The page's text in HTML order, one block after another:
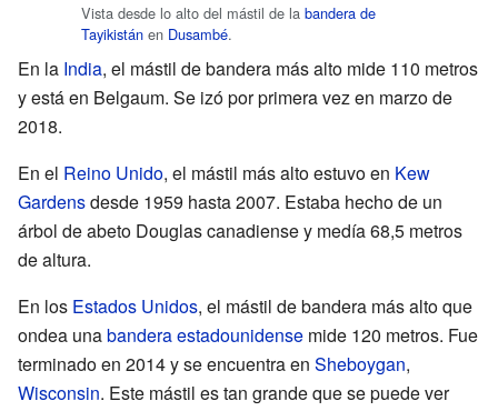
Vista desde lo alto del mástil de la bandera de
Tayikistán en Dusambé.
En la India, el mástil de bandera más alto mide 110 metros
y está en Belgaum. Se izó por primera vez en marzo de
2018.
En el Reino Unido, el mástil más alto estuvo en Kew
Gardensdesde 1959 hasta 2007. Estaba hecho de un
árbol de abeto Douglas canadiense y medía 68,5 metros
de altura.
En los Estados Unidos, el mástil de bandera más alto que
ondea unabandera estadounidense mide 120 metros. Fue
terminado en 2014 y se encuentra en Sheboygan,
Wisconsin. Este mástil es tan grande que se puede ver